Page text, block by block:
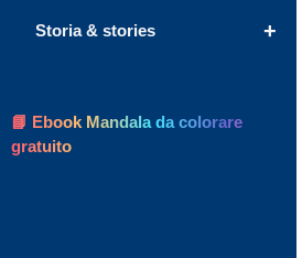
+
Storia & stories
📘 Ebook Mandala da colorare
gratuito